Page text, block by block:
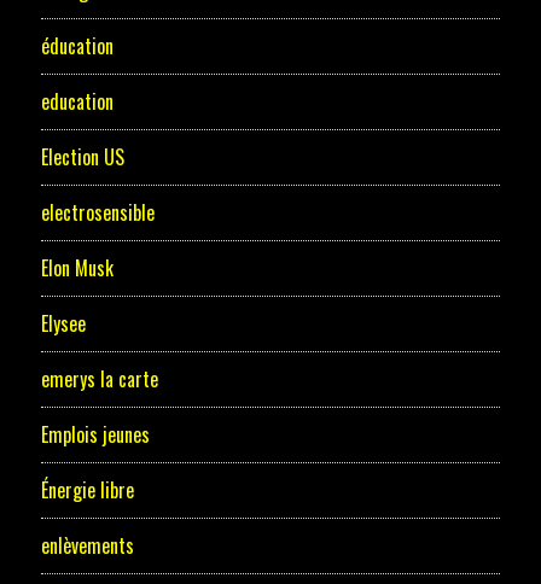
éducation
education
Election US
electrosensible
Elon Musk
Elysee
emerys la carte
Emplois jeunes
Énergie libre
enlèvements